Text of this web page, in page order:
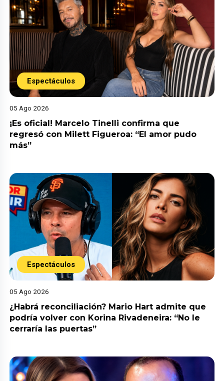
Espectáculos
05 Ago 2026
¡Es oficial! Marcelo Tinelli confirma que
regresó con Milett Figueroa: “El amor pudo
más”
Espectáculos
05 Ago 2026
¿Habrá reconciliación? Mario Hart admite que
podría volver con Korina Rivadeneira: “No le
cerraría las puertas”